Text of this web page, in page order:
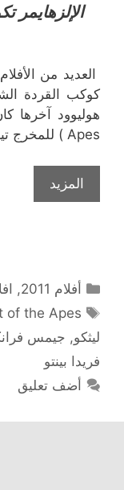
الإلزهايمر
العديد من
كوكب القردة
Apes ) للمخرج تيم بيرتون في العام 2001 ,
المزيد
التصنيفات
أفلام 2011 ,
الوسوم
of the Apes
ليثكو, جيمس
فريدا بينتو
أضف تعليق